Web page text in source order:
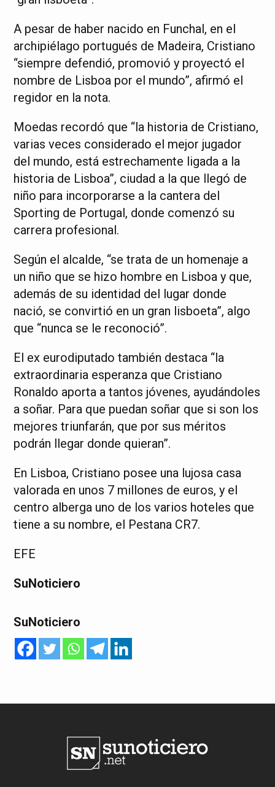
A pesar de haber nacido en Funchal, en el
archipiélago portugués de Madeira, Cristiano
“siempre defendió, promovió y proyectó el
nombre de Lisboa por el mundo”, afirmó el
regidor en la nota.
Moedas recordó que “la historia de Cristiano,
varias veces considerado el mejor jugador
del mundo, está estrechamente ligada a la
historia de Lisboa”, ciudad a la que llegó de
niño para incorporarse a la cantera del
Sporting de Portugal, donde comenzó su
carrera profesional.
Según el alcalde, “se trata de un homenaje a
un niño que se hizo hombre en Lisboa y que,
además de su identidad del lugar donde
nació, se convirtió en un gran lisboeta”, algo
que “nunca se le reconoció”.
El ex eurodiputado también destaca “la
extraordinaria esperanza que Cristiano
Ronaldo aporta a tantos jóvenes, ayudándoles
a soñar. Para que puedan soñar que si son los
mejores triunfarán, que por sus méritos
podrán llegar donde quieran”.
En Lisboa, Cristiano posee una lujosa casa
valorada en unos 7 millones de euros, y el
centro alberga uno de los varios hoteles que
tiene a su nombre, el Pestana CR7.
EFE
SuNoticiero
SuNoticiero